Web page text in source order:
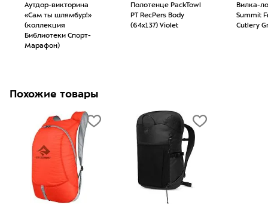
Аутдор-викторина
«Сам ты шлямбур!»
(коллекция
Библиотеки Спорт-
Марафон)
Полотенце PackTowl
PT RecPers Body
(64x137) Violet
Вилка-
Summit
Cutlery
Похожие товары